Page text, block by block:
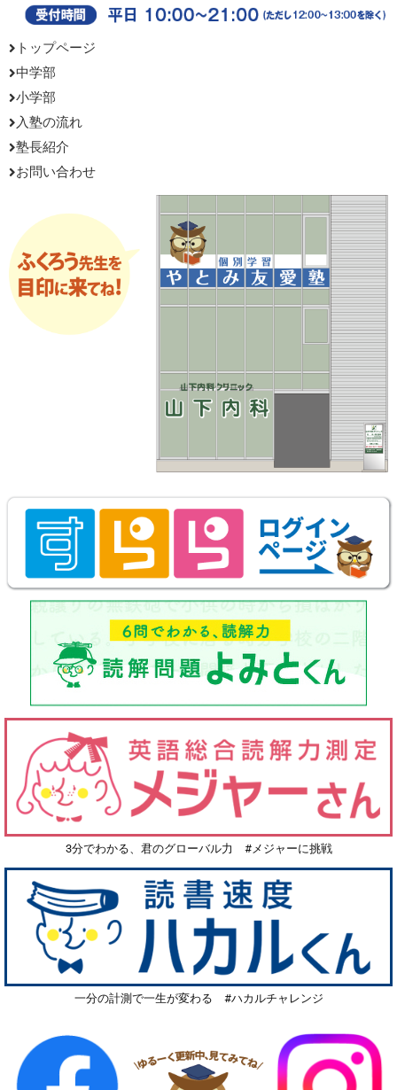
トップページ
中学部
小学部
入塾の流れ
塾長紹介
お問い合わせ
3分でわかる、君のグローバル力 #メジャーに挑戦
一分の計測で一生が変わる #ハカルチャレンジ